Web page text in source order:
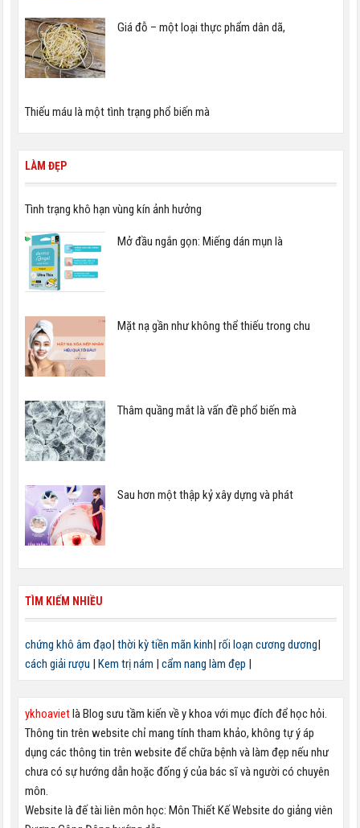
Giá đỗ – một loại thực phẩm dân dã,
Thiếu máu là một tình trạng phổ biến mà
LÀM ĐẸP
Tình trạng khô hạn vùng kín ảnh hưởng
Mở đầu ngắn gọn: Miếng dán mụn là
Mặt nạ gần như không thể thiếu trong chu
Thâm quầng mắt là vấn đề phổ biến mà
Sau hơn một thập kỷ xây dựng và phát
TÌM KIẾM NHIỀU
chứng khô âm đạo| thời kỳ tiền mãn kinh| rối loạn cương dương|
cách giải rượu | Kem trị nám | cẩm nang làm đẹp |
ykhoavietlà Blog sưu tầm kiến về y khoa với mục đích để học hỏi.
Thông tin trên website chỉ mang tính tham khảo, không tự ý áp
dụng các thông tin trên website để chữa bệnh và làm đẹp nếu như
chưa có sự hướng dẫn hoặc đống ý của bác sĩ và người có chuyên
môn.
Website là đế tài liên môn học: Môn Thiết Kế Website do giảng viên